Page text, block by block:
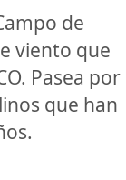
de
viento que
Pasea por
que han